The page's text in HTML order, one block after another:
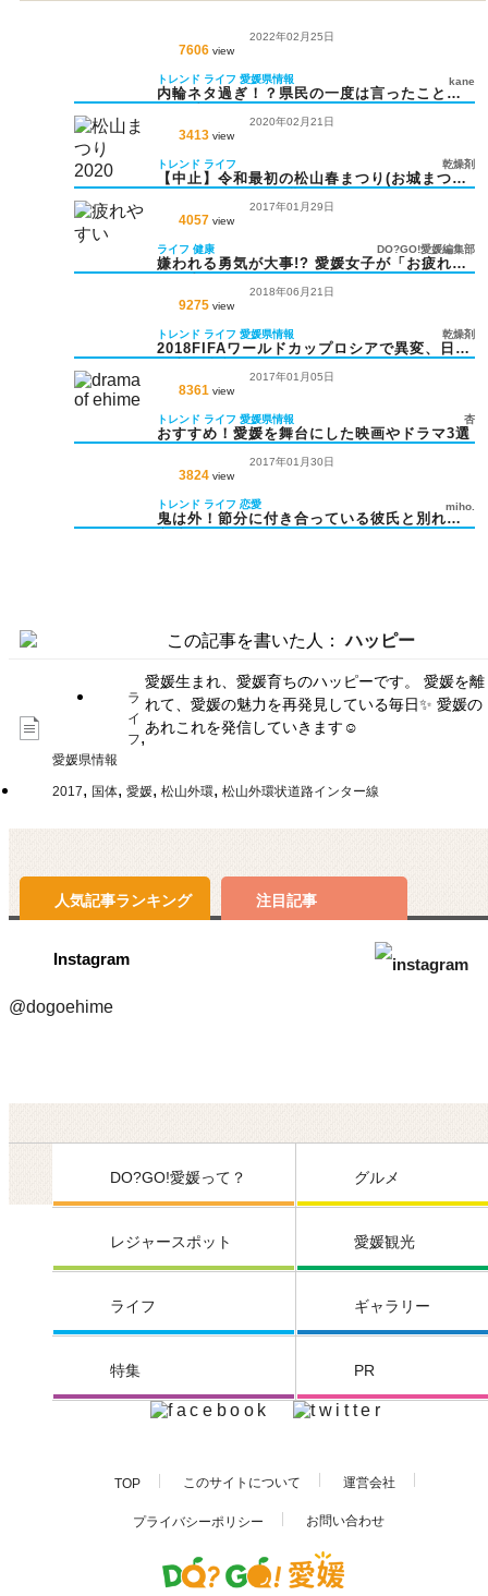
7606 view
2022年02月25日
内輪ネタ過ぎ！？県民の一度は言ったことが
トレンド ライフ 愛媛県情報 kane
3413 view
2020年02月21日
【中止】令和最初の松山春まつり(お城まつ
トレンド ライフ 乾燥剤
4057 view
2017年01月29日
嫌われる勇気が大事!? 愛媛女子が「お疲れ」
ライフ 健康 DO?GO!愛媛編集部
9275 view
2018年06月21日
2018FIFAワールドカップロシアで異変、日本
トレンド ライフ 愛媛県情報 乾燥剤
8361 view
2017年01月05日
おすすめ！愛媛を舞台にした映画やドラマ3選
トレンド ライフ 愛媛県情報 杏
3824 view
2017年01月30日
鬼は外！節分に付き合っている彼氏と別れる
トレンド ライフ 恋愛 miho.
この記事を書いた人： ハッピー
愛媛生まれ、愛媛育ちのハッピーです。 愛媛を離
れて、愛媛の魅力を再発見している毎日✨ 愛媛の
あれこれを発信していきます☺
ラ
イ
フ,
愛媛県情報
2017, 国体, 愛媛, 松山外環, 松山外環状道路インター線
人気記事ランキング 注目記事
Instagram
@dogoehime
DO?GO!愛媛って？ グルメ
レジャースポット 愛媛観光
ライフ ギャラリー
特集 PR
TOP このサイトについて 運営会社
プライバシーポリシー お問い合わせ